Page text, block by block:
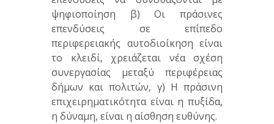
ψηφιοποίηση β) Οι πράσινες
επενδύσεις σε επίπεδο
περιφερειακής αυτοδιοίκηση είναι
το κλειδί, χρειάζεται νέα σχέση
συνεργασίας μεταξύ περιφέρειας
δήμων και πολιτών, γ) Η πράσινη
επιχειρηματικότητα είναι η πυξίδα,
η δύναμη, είναι η αίσθηση ευθύνης.